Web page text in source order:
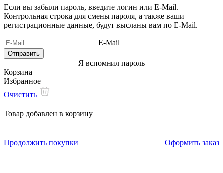
Если вы забыли пароль, введите логин или E-Mail.
Контрольная строка для смены пароля, а также ваши
регистрационные данные, будут высланы вам по E-Mail.
E-Mail
Я вспомнил пароль
Корзина
Избранное
Очистить
Товар добавлен в корзину
Продолжить покупки Оформить заказ